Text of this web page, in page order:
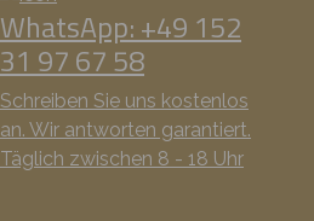
WhatsApp: +49 152
31 97 67 58
Schreiben Sie uns kostenlos
an. Wir antworten garantiert.
Täglich zwischen 8 - 18 Uhr